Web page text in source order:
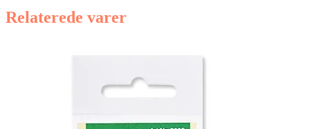
Relaterede varer